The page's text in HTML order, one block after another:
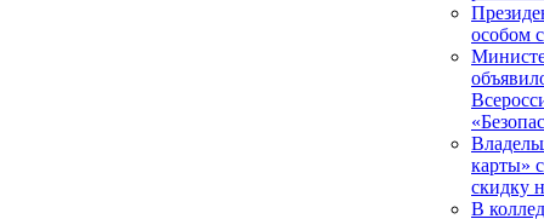
особом
карты»
скидку
В